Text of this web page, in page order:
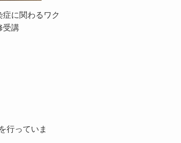
に関わるワク
受講
行っていま